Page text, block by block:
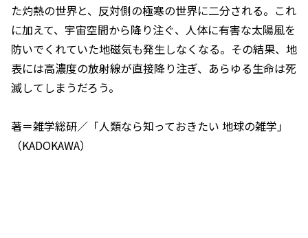
た灼熱の世界と、反対側の極寒の世界に二分される。これ
に加えて、宇宙空間から降り注ぐ、人体に有害な太陽風を
防いでくれていた地磁気も発生しなくなる。その結果、地
表には高濃度の放射線が直接降り注ぎ、あらゆる生命は死
滅してしまうだろう。
著＝雑学総研／「人類なら知っておきたい 地球の雑学」
（KADOKAWA）